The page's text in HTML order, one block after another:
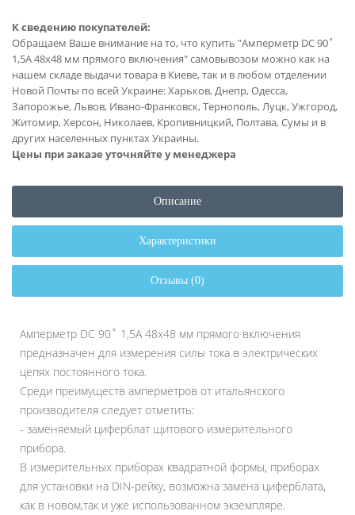
К сведению покупателей:
Обращаем Ваше внимание на то, что купить "Амперметр DC 90˚
1,5A 48x48 мм прямого включения" самовывозом можно как на
нашем складе выдачи товара в Киеве, так и в любом отделении
Новой Почты по всей Украине: Харьков, Днепр, Одесса,
Запорожье, Львов, Ивано-Франковск, Тернополь, Луцк, Ужгород,
Житомир, Херсон, Николаев, Кропивницкий, Полтава, Сумы и в
других населенных пунктах Украины.
Цены при заказе уточняйте у менеджера
Описание
Характеристики
Отзывы (0)
Амперметр DC 90˚ 1,5A 48x48 мм прямого включения
предназначен для измерения силы тока в электрических
цепях постоянного тока.
Среди преимуществ амперметров от итальянского
производителя следует отметить:
- заменяемый циферблат щитового измерительного
прибора.
В измерительных приборах квадратной формы, приборах
для установки на DIN-рейку, возможна замена циферблата,
как в новом,так и уже использованном экземпляре.